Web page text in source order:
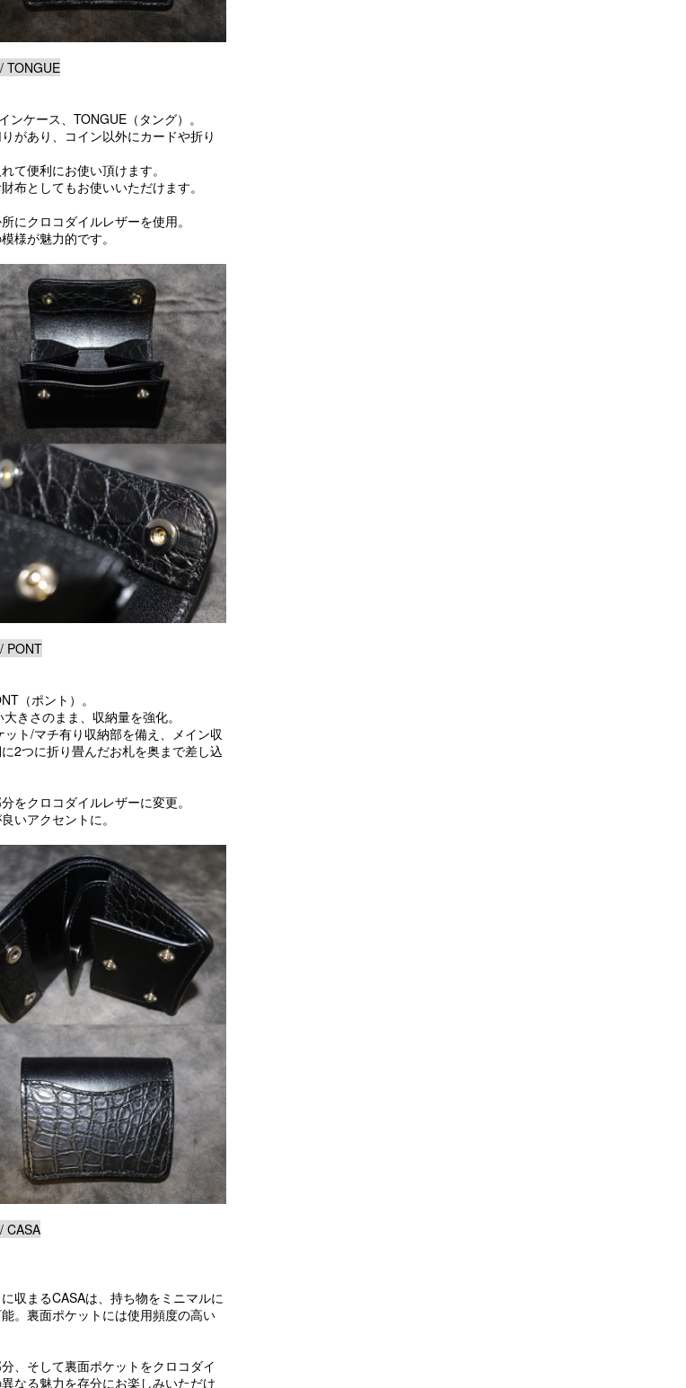
TONGUE
ケース、TONGUE（タング）。
があり、コイン以外にカードや折り
て便利にお使い頂けます。
布としてもお使いいただけます。
にクロコダイルレザーを使用。
様が魅力的です。
PONT
（ポント）。
きさのまま、収納量を強化。
ト/マチ有り収納部を備え、メイン収
2つに折り畳んだお札を奥まで差し込
をクロコダイルレザーに変更。
いアクセントに。
CASA
収まるCASAは、持ち物をミニマルに
。裏面ポケットには使用頻度の高い
、そして裏面ポケットをクロコダイ
なる魅力を存分にお楽しみいただけ